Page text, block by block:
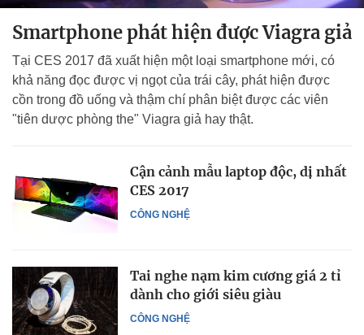
Smartphone phát hiện được Viagra giả
Tại CES 2017 đã xuất hiện một loại smartphone mới, có
khả năng đọc được vị ngọt của trái cây, phát hiện được
cồn trong đồ uống và thậm chí phân biệt được các viên
"tiên dược phòng the" Viagra giả hay thật.
CÔNG NGHỆ
Cận cảnh mẫu laptop độc, dị nhất
CES 2017
CÔNG NGHỆ
Tai nghe nạm kim cương giá 2 tỉ
dành cho giới siêu giàu